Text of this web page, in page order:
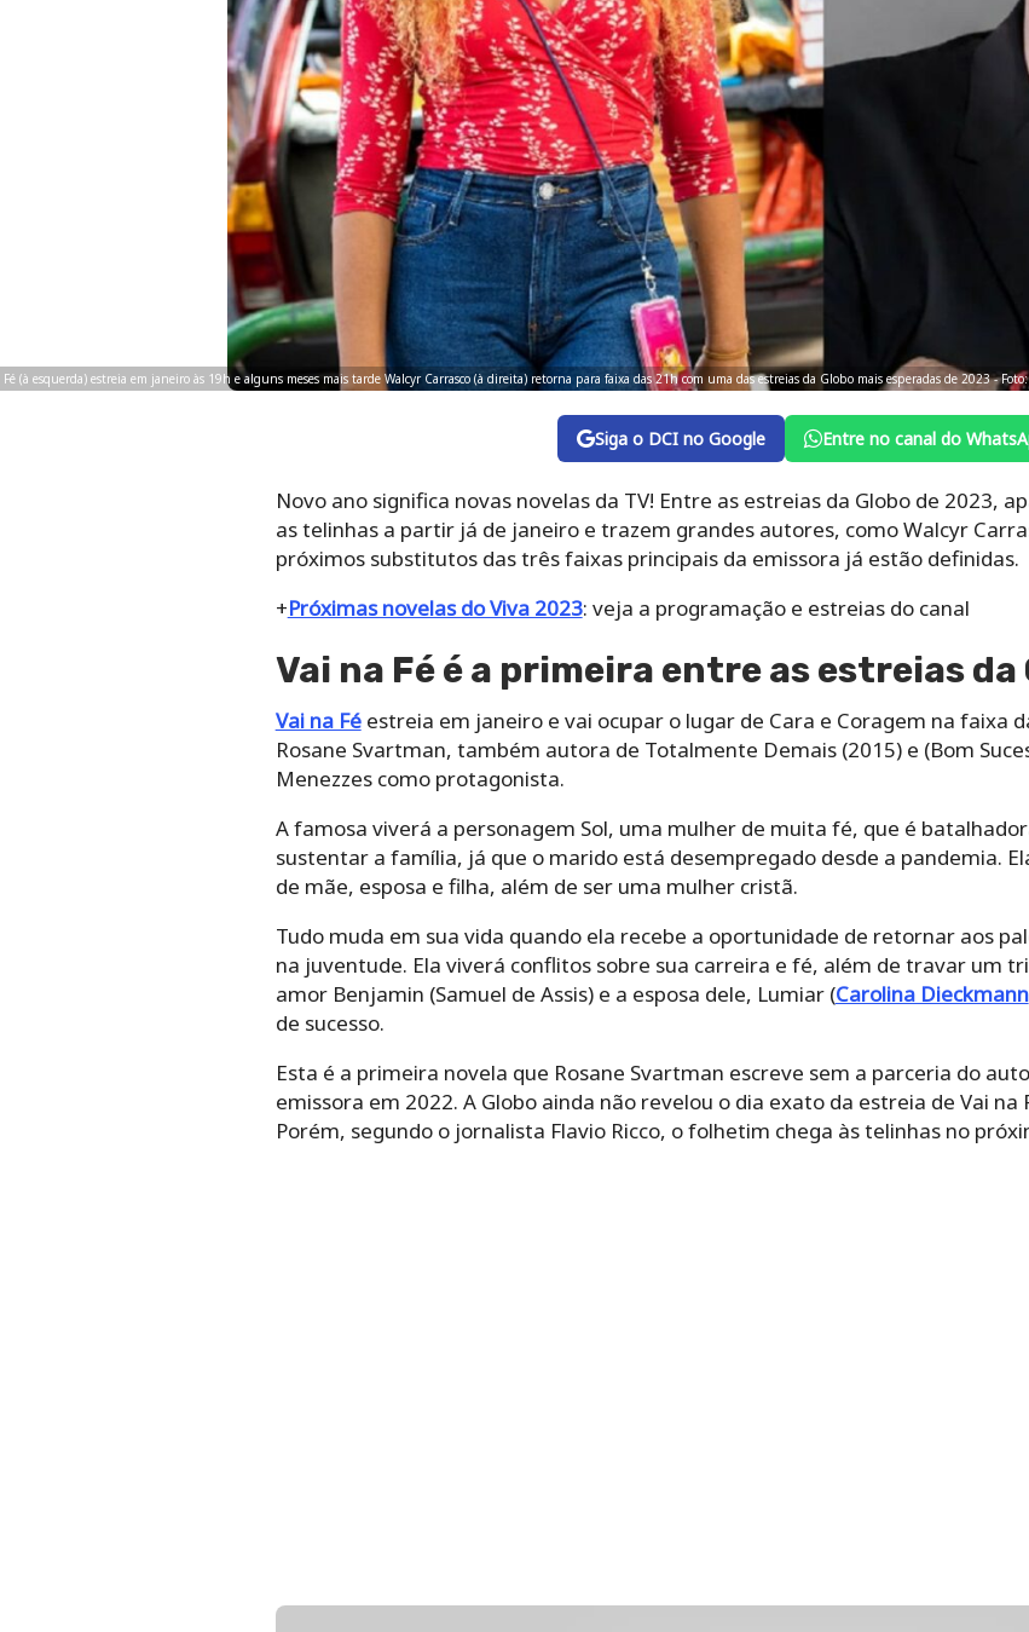
Fé (à esquerda) estreia em janeiro às 19h e alguns meses mais tarde Walcyr Carrasco (à direita) retorna para faixa das 21h com uma das estreias da Globo mais esperadas de 2023 -
Siga o DCI no Google Entre no canal do
Novo ano significa novas novelas da TV! Entre as estreias da Globo de 2023,
as telinhas a partir já de janeiro e trazem grandes autores, como Walcyr
próximos substitutos das três faixas principais da emissora já estão definidas.
+Próximas novelas do Viva 2023: veja a programação e estreias do canal
Vai na Fé é a primeira entre as estreias da
Vai na Féestreia em janeiro e vai ocupar o lugar de Cara e Coragem na faixa
Rosane Svartman, também autora de Totalmente Demais (2015) e (Bom
Menezzes como protagonista.
A famosa viverá a personagem Sol, uma mulher de muita fé, que é
sustentar a família, já que o marido está desempregado desde a pandemia.
de mãe, esposa e filha, além de ser uma mulher cristã.
Tudo muda em sua vida quando ela recebe a oportunidade de retornar aos
na juventude. Ela viverá conflitos sobre sua carreira e fé, além de travar um
amor Benjamin (Samuel de Assis) e a esposa dele, Lumiar (Carolina Dieckmann
de sucesso.
Esta é a primeira novela que Rosane Svartman escreve sem a parceria do
emissora em 2022. A Globo ainda não revelou o dia exato da estreia de Vai na
Porém, segundo o jornalista Flavio Ricco, o folhetim chega às telinhas no